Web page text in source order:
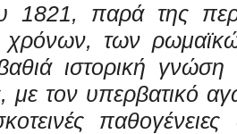
1821, παρά της
χρόνων, των
ιστορική γνώση
με τον υπερβατικό